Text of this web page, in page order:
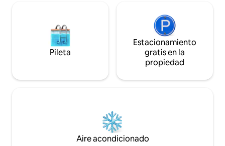
Pileta
Estacionamiento
gratis en la
propiedad
Aire acondicionado